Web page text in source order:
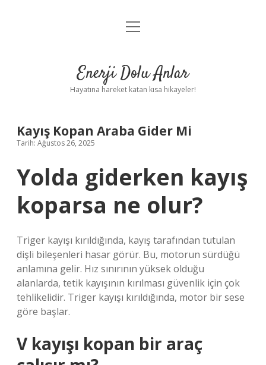
Anasayfa
Yasal Uyarı
menüyü
Enerji Dolu Anlar
Hayatına hareket katan kısa hikayeler!
Kayış Kopan Araba Gider Mi
Tarih: Ağustos 26, 2025
Yolda giderken kayış
koparsa ne olur?
Triger kayışı kırıldığında, kayış tarafından tutulan
dişli bileşenleri hasar görür. Bu, motorun sürdüğü
anlamına gelir. Hız sınırının yüksek olduğu
alanlarda, tetik kayışının kırılması güvenlik için çok
tehlikelidir. Triger kayışı kırıldığında, motor bir sese
göre başlar.
V kayışı kopan bir araç